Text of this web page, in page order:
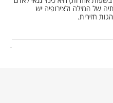
של המילה ולצירופיה יש
חזירית.
שלח המלך [אנטיוכוס] ספרים ביד